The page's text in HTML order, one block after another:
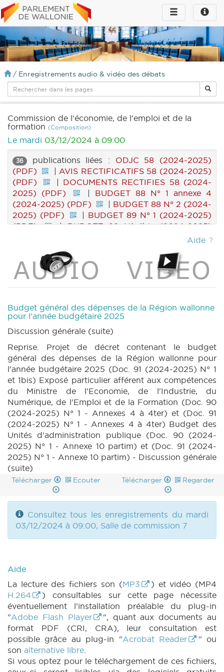
Toggle
infos
Toggle
navigation
/ Enregistrements audio & vidéo des débats
Commission de l'économie, de l'emploi et de la
formation (Composition)
Le mardi 03/12/2024 à 09:00
36 publications liées : ODJC 58 (2024-2025)
(PDF)
|AVIS RECTIFICATIFS 58 (2024-2025)
(PDF)
| DOCUMENTS RECTIFIES 58 (2024-
2025) (PDF)
| BUDGET 88 N° 1 annexe 4
(2024-2025) (PDF)
| BUDGET 88 N° 2 (2024-
2025) (PDF)
| BUDGET 89 N° 1 (2024-2025)
(PDF)
|BUDGET 89 N° 1bis (2024-2025)
BUDGET 89 N° 1 annexe 4 (2024-
(PDF)
|BUDGET 89 N° 4 (2024-2025) (PDF)
|
BUDGET 89 N° 6 annexe 4 (2024-2025)
(PDF)
| BUDGET 90 N° 1 annexe 4 (2024-
(2024-2025) (PDF)
BUDGET 90 N° 1 annexe
4ter (2024-2025) (PDF)
BUDGET 90 N° 1
N° 2 (2024-2025) (PDF)
(2024-2025) (PDF)
| BUDGET 91 N° 1bis
(2024-2025) (PDF)
| BUDGET 91 N° 1 annexe
4 (2024-2025) (PDF)
|BUDGET 91 N° 1
annexe 4bis (2024-2025) (PDF)
|BUDGET 91
N° 1 annexe 4ter (2024-2025) (PDF)
|
BUDGET 91 N° 1 annexe 10 (2024-2025) (PDF)
|BUDGET 91 N° 2 (2024-2025) (PDF)
|
BUDGET 91 N° 4 annexes 4 à 4ter et 10 partim
(2024-2025) (PDF)
|DECRET 31 N° 1 (2024-
2025) (PDF)
|DECRET 31 N° 2 (2024-2025)
(PDF)
|DECRET 31 N° 7 annexe 2 (2024-
2025) (PDF)
(PDF)
|DECRET 32 N° 2 (2024-2025) (PDF)
DECRET 32 N° 5 annexe 1 (2024-2025)
(PDF)
|DECRET 119 N° 1 (2024-2025) (PDF)
|DECRET 119 N° 2 annexe 2 (2024-2025)
(PDF)
|MOTION 129 N° 1 (2024-2025) (PDF)
Aide
Budget général des dépenses de la Région wallonne
pour l'année budgétaire 2025
Discussion générale (suite)
Reprise. Projet de décret contenant le budget
général des dépenses de la Région wallonne pour
l'année budgétaire 2025 (Doc. 91 (2024-2025) N° 1
et 1bis) Exposé particulier afférent aux compétences
du Ministre de l'Economie, de l'Industrie, du
Numérique, de l'Emploi et de la Formation (Doc. 90
(2024-2025) N° 1 - Annexes 4 à 4ter) et (Doc. 91
(2024-2025) N° 1 - Annexes 4 à 4ter) Budget des
Unités d'administration publique (Doc. 90 (2024-
2025) N° 1 - Annexe 10 partim) et (Doc. 91 (2024-
2025) N° 1 - Annexe 10 partim) - Discussion générale
(suite)
Télécharger Ecouter Télécharger Regarder
Consultez tous les enregistrements du mardi
03/12/2024 à 09:00, Salle de commission 7
Aide
La lecture des fichiers son (MP3
) et vidéo (MP4
H.264
) consultables sur cette page nécessite
éventuellement l'installation préalable du plug-in
"Adobe Flash Player
", quant aux documents au
format PDF (CRI, CRA), leur consultation est
possible grâce au plug-in "Acrobat Reader
" ou
son alternative libre.
Si vous optez pour le téléchargement de ces fichiers,